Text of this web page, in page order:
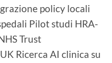
policy locali
Pilot studi HRA-
Trust
Ricerca AI clinica su